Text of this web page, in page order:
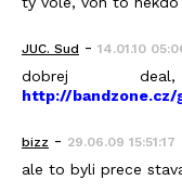
JUC. Sud - 14.01.10
dobrej
http://
bizz - 29.06.09 15:51:17
ale to byli prece